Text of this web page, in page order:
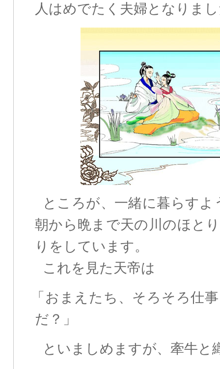
人はめでたく夫婦となりま
ところが、一緒に暮らす
朝から晩まで天の川のほと
りをしています。
これを見た天帝は
「おまえたち、そろそろ仕
だ？」
といましめますが、牽牛と